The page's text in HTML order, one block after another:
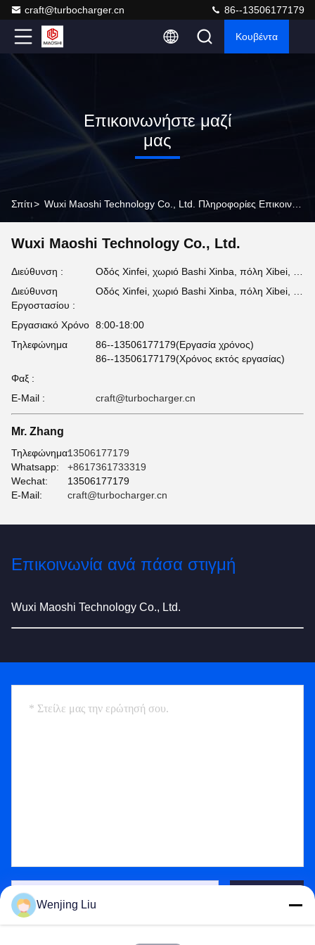
craft@turbocharger.cn 86--13506177179
Κουβέντα
Επικοινωνήστε μαζί
μας
Σπίτι>
Wuxi Maoshi Technology Co., Ltd.
Διεύθυνση :
Διεύθυνση
Εργοστασίου :
Εργασιακό Χρόνο 8:00-18:00
Τηλεφώνημα
86--13506177179(Εργασία χρόνος)
86--13506177179(Χρόνος εκτός εργασίας)
Φαξ :
Ε-Mail :
craft@turbocharger.cn
Mr. Zhang
Τηλεφώνημα:13506177179
Whatsapp:
+8617361733319
Wechat:
13506177179
Ε-Mail:
craft@turbocharger.cn
Επικοινωνία ανά πάσα στιγμή
Wuxi Maoshi Technology Co., Ltd.
Wenjing Liu